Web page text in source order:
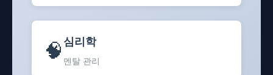
🧠 심리학
멘탈 관리